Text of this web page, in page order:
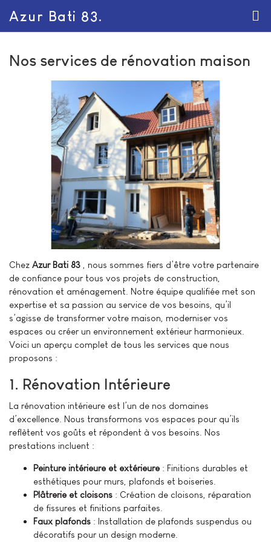
Azur Bati 83.
Nos services de rénovation maison
Chez Azur Bati 83
, nous sommes fiers d’être votre partenaire
de confiance pour tous vos projets de construction,
rénovation et aménagement. Notre équipe qualifiée met son
expertise et sa passion au service de vos besoins, qu’il
s’agisse de transformer votre maison, moderniser vos
espaces ou créer un environnement extérieur harmonieux.
Voici un aperçu complet de tous les services que nous
proposons :
1. Rénovation Intérieure
La rénovation intérieure est l’un de nos domaines
d’excellence. Nous transformons vos espaces pour qu’ils
reflètent vos goûts et répondent à vos besoins. Nos
prestations incluent :
Peinture intérieure et extérieure : Finitions durables et
esthétiques pour murs, plafonds et boiseries.
Plâtrerie et cloisons : Création de cloisons, réparation
de fissures et finitions parfaites.
Faux plafonds : Installation de plafonds suspendus ou
décoratifs pour un design moderne.